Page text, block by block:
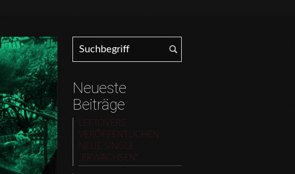
Search for:
Neueste
Beiträge
LEFTOVERS
VERÖFFENTLICHEN
NEUE SINGLE
„ERWACHSEN“